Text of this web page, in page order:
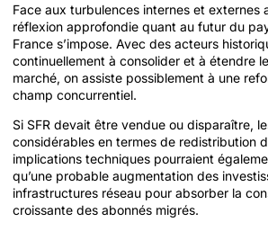
Face aux turbulences internes et externes
réflexion approfondie quant au futur du
France s’impose. Avec des acteurs
continuellement à consolider et à étendre
marché, on assiste possiblement à une
champ concurrentiel.
Si SFR devait être vendue ou disparaître,
considérables en termes de redistribution
implications techniques pourraient
qu’une probable augmentation des
infrastructures réseau pour absorber la
croissante des abonnés migrés.